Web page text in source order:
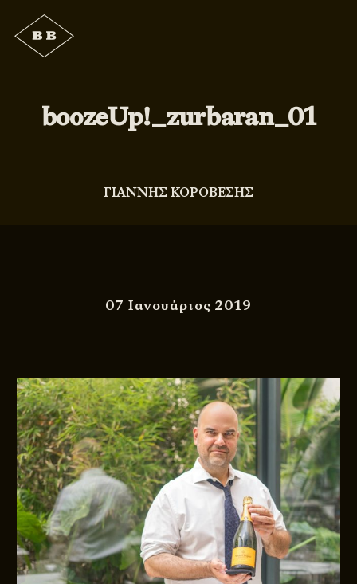
boozeUp!_zurbaran_01
ΓΙΑΝΝΗΣ ΚΟΡΟΒΕΣΗΣ
07 Ιανουάριος 2019